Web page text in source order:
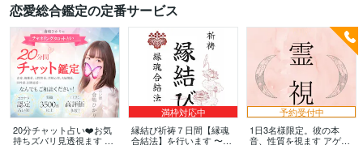
恋愛総合鑑定の定番サービス
20分チャット占い❤️お気
持ちズバリ見透視ます 実
満枠対応中
縁結び祈祷７日間【縁魂
合結法】を行います 〜ど
予約受付中
1日3名様限定。彼の本
音、性質を視ます アゲ鑑